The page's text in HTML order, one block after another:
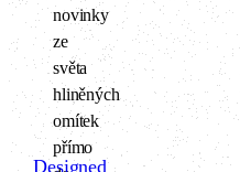
novinky
ze
světa
hliněných
omítek
přímo
Designed